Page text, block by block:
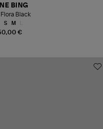
€
BING
Flora Black
S M